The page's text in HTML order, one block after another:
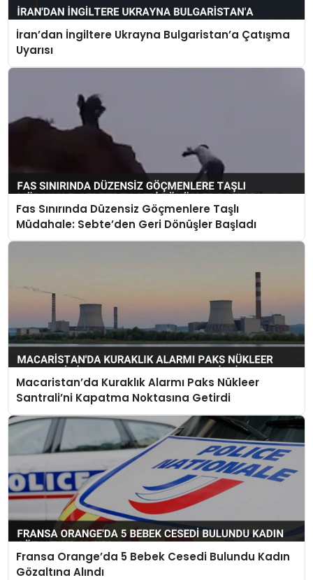
İran’dan İngiltere Ukrayna Bulgaristan’a Çatışma
Uyarısı
Fas Sınırında Düzensiz Göçmenlere Taşlı
Müdahale: Sebte’den Geri Dönüşler Başladı
Macaristan’da Kuraklık Alarmı Paks Nükleer
Santrali’ni Kapatma Noktasına Getirdi
Fransa Orange’da 5 Bebek Cesedi Bulundu Kadın
Gözaltına Alındı